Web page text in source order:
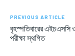
PREVIOUS ARTICLE
বৃহস্পতিবারের এইচএসসি
পরীক্ষা স্থগিত